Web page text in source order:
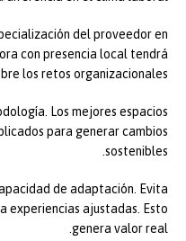
del proveedor en
con presencia local tendrá
los retos organizacionales.
Los mejores espacios
para generar cambios
sostenibles.
de adaptación. Evita
experiencias ajustadas. Esto
genera valor real.